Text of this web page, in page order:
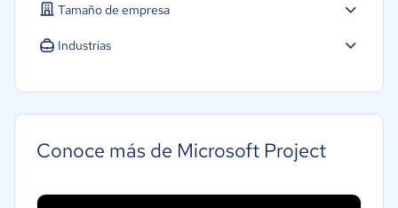
Tamaño de empresa
Industrias
Conoce más de Microsoft Project